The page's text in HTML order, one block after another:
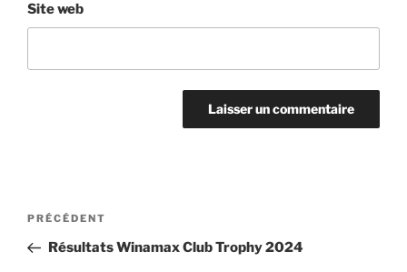
Site web
Navigation
l’article
Article
précédent
PRÉCÉDENT
Résultats Winamax Club Trophy 2024